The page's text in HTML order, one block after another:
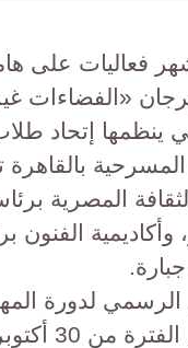
فعاليات على
«الفضاءات
ينظمها إتحاد
المسرحية
المصرية
وأكاديمية الفنون
الرسمي لدورة